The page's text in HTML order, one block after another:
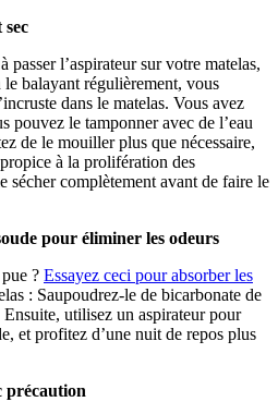
passer l’aspirateur sur votre matelas,
balayant régulièrement, vous
dans le matelas. Vous avez
pouvez le tamponner avec de l’eau
de le mouiller plus que nécessaire,
à la prolifération des
sécher complètement avant de faire le
pour éliminer les odeurs
? Essayez ceci pour absorber les
: Saupoudrez-le de bicarbonate de
utilisez un aspirateur pour
et profitez d’une nuit de repos plus
précaution